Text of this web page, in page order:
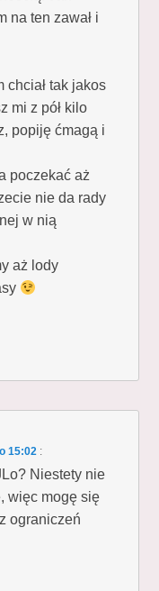
na ten zawał i
chciał tak jakos
mi z pół kilo
popiję ćmagą i
poczekać aż
nie da rady
w nią
aż lody
15:02 :
Niestety nie
więc mogę się
ograniczeń